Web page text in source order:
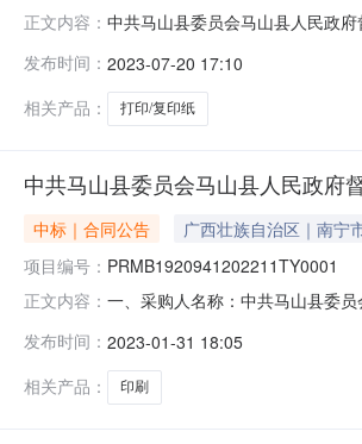
正文内容： 中共马山县委员会马山县人民政
话:0771-6804230采购计划信息
发布时间： 2023-07-20 17:10
相关产品：
打印/复印纸
中共马山县委员会马山县人民政府
中标｜合同公告 广西壮族自治区｜南宁
项目编号： PRMB1920941202211TY0001
正文内容： 一、采购人名称：中共马山县委
马山县定点印刷服务采购详见附
发布时间： 2023-01-31 18:05
相关产品：
印刷